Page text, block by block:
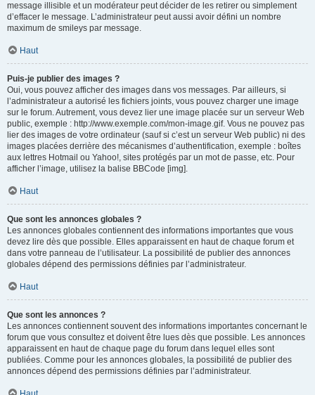
message illisible et un modérateur peut décider de les retirer ou simplement
d’effacer le message. L’administrateur peut aussi avoir défini un nombre
maximum de smileys par message.
Haut
Puis-je publier des images ?
Oui, vous pouvez afficher des images dans vos messages. Par ailleurs, si
l’administrateur a autorisé les fichiers joints, vous pouvez charger une image
sur le forum. Autrement, vous devez lier une image placée sur un serveur Web
public, exemple : http://www.exemple.com/mon-image.gif. Vous ne pouvez pas
lier des images de votre ordinateur (sauf si c’est un serveur Web public) ni des
images placées derrière des mécanismes d’authentification, exemple : boîtes
aux lettres Hotmail ou Yahoo!, sites protégés par un mot de passe, etc. Pour
afficher l’image, utilisez la balise BBCode [img].
Haut
Que sont les annonces globales ?
Les annonces globales contiennent des informations importantes que vous
devez lire dès que possible. Elles apparaissent en haut de chaque forum et
dans votre panneau de l’utilisateur. La possibilité de publier des annonces
globales dépend des permissions définies par l’administrateur.
Haut
Que sont les annonces ?
Les annonces contiennent souvent des informations importantes concernant le
forum que vous consultez et doivent être lues dès que possible. Les annonces
apparaissent en haut de chaque page du forum dans lequel elles sont
publiées. Comme pour les annonces globales, la possibilité de publier des
annonces dépend des permissions définies par l’administrateur.